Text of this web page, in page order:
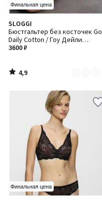
Финальная цена
SLOGGI
Бюстгальтер без косточек Go
Daily Cotton / Гоу Дейли
Коттон
3600 ₽
4,9
/ 5
Количество
цветов:
2
4,9
/
Финальная цена